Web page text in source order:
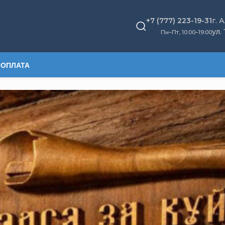
+7 (777) 223-19-31
Пн–Пт, 10:00–19:00
г.
ул.